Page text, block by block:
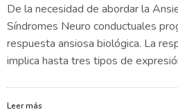
De la necesidad de abordar la
Síndromes Neuro conductuales
respuesta ansiosa biológica. La
implica hasta tres tipos de
Leer más